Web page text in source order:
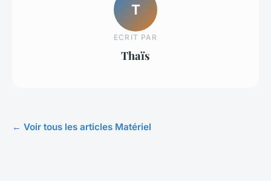
T
ECRIT PAR
Thaïs
← Voir tous les articles Matériel